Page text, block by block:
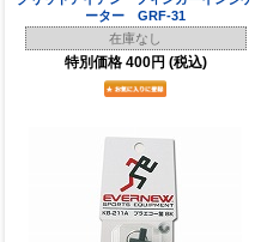
ーター GRF-31
在庫なし
特別価格 400円 (税込)